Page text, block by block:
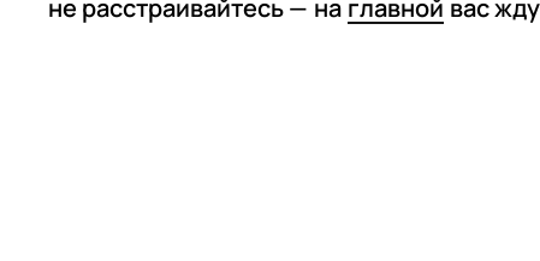
не расстраивайтесь — на главной вас